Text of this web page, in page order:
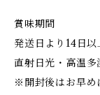
賞味期間
発送日より14日以
直射日光・高温多
※開封後はお早め